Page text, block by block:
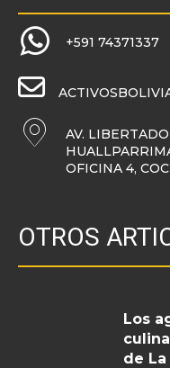
+591 74371337
AV.
OFICINA 4,
OTROS
Los
de La